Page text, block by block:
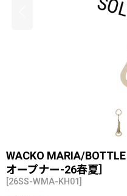
WACKO MARIA/
オープナー-26春夏］
[26SS-WMA-KH01]